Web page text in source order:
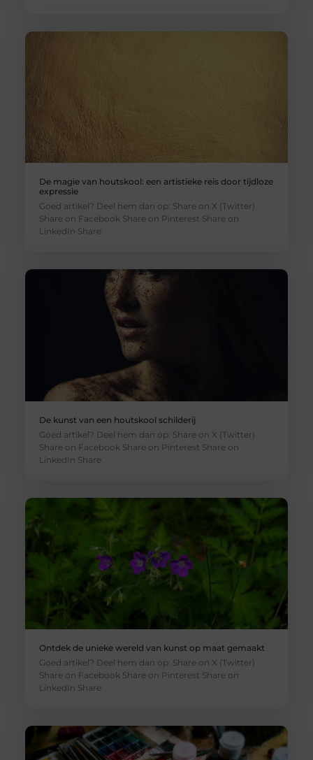
De magie van houtskool: een artistieke reis door tijdloze
expressie
Goed artikel? Deel hem dan op: Share on X (Twitter)
Share on Facebook Share on Pinterest Share on
LinkedIn Share
De kunst van een houtskool schilderij
Goed artikel? Deel hem dan op: Share on X (Twitter)
Share on Facebook Share on Pinterest Share on
LinkedIn Share
Ontdek de unieke wereld van kunst op maat gemaakt
Goed artikel? Deel hem dan op: Share on X (Twitter)
Share on Facebook Share on Pinterest Share on
LinkedIn Share